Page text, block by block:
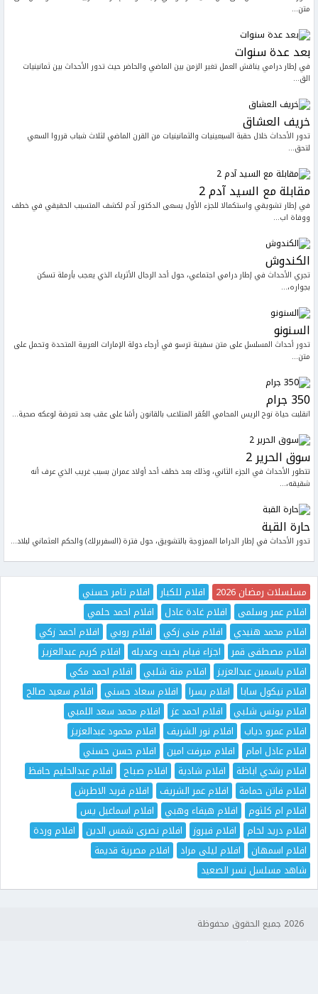
متن...
بعد عدة سنوات
في إطار درامي يناقش العمل تغير الزمن بين الماضي والحاضر حيث تدور الأحداث بين ثمانينيات
الق...
خريف العشاق
تدور الأحداث خلال حقبة السبعينيات والثمانينيات من القرن الماضي لثلاث شباب قرروا السعي
لتحق...
مقابلة مع السيد آدم 2
في إطار تشويقي واستكمالا للجزء الأول يسعى الدكتور آدم لكشف المتسبب الحقيقي في خطف
ووفاة اب...
الكندوش
تجري الأحداث في إطار درامي اجتماعي، حول أحد الرجال الأثرياء الذي يعجب بأرملة تسكن
بجواره،...
السنونو
تدور أحداث المسلسل على متن سفينة ترسو في أرجاء دولة الإمارات العربية المتحدة وتحمل على
متن...
350 جرام
انقلبت حياة نوح الريس المحامي العُقر المتلاعب بالقانون رأسًا على عقب بعد تعرضة لوعكه صحية...
سوق الحرير 2
تتطور الأحداث في الجزء الثاني، وذلك بعد خطف أحد أولاد عمران بسبب غريب الذي عرف أنه
شقيقه،...
حارة القبة
تدور الأحداث في إطار الدراما الممزوجة بالتشويق، حول فترة (السفربرلك) والحكم العثماني لبلاد...
مسلسلات رمضان 2026 افلام للكبار
افلام تامر حسني
افلام عمر وسلمى
افلام غادة عادل
افلام احمد حلمي
افلام محمد هنيدي
افلام منى زكي افلام روبي
افلام احمد زكي
افلام مصطفى قمر
اجزاء فيام بخيت وعديله
افلام كريم عبدالعزيز
افلام ياسمين عبدالعزيز
افلام منة شلبي
افلام احمد مكي
افلام نيكول سابا
افلام يسرا افلام سعاد حسني
افلام سعيد صالح
افلام يونس شلبي
افلام احمد عز
افلام محمد سعد اللمبي
افلام عمرو دياب
افلام نور الشريف
افلام محمود عبدالعزيز
افلام عادل امام
افلام ميرفت امين
افلام حسن حسني
افلام رشدي اباظة
افلام شادية افلام صباح
افلام عبدالحليم حافظ
افلام فاتن حمامة
افلام عمر الشريف
افلام فريد الاطرش
افلام ام كلثوم
افلام هيفاء وهبي
افلام اسماعيل يس
افلام دريد لحام
افلام فيروز افلام نصرى شمس الدين
افلام وردة
افلام اسمهان
افلام ليلى مراد
افلام مصرية قديمة
شاهد مسلسل نسر الصعيد
2026 جميع الحقوق محفوظة